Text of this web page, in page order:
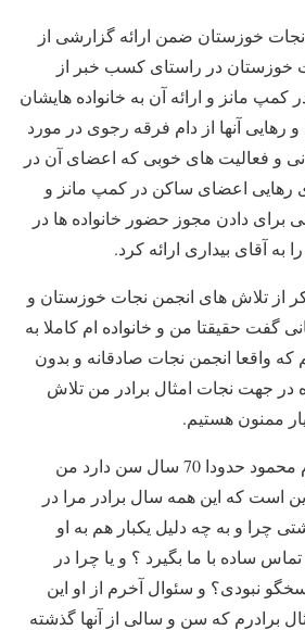
خوزستان ضمن ارائه گزارشی از
خوزستان در راستای کسب خبر از
مانز و ارائه آن به خانواده هایشان
رهایی آنها از دام فرقه رجوی در مورد
و فعالیت های خوبی که اعضای آن در
رهایی اعضای ساکن در کمپ مانز و
برای دادن مجوز حضور خانواده ها در
به آقای بیداری ارائه کرد.
از تلاش های انجمن نجات خوزستان و
گفت حقیقتا من و خانواده ام کاملا به
واقعا انجمن نجات صادقانه و بدون
جهت نجات امثال برادر من تلاش
ممنون هستیم.
وی ادامه داد الان برادرم محمود حدودا 70 سال سن دارد من
است که این همه سال برادر مرا در
چرا و به چه دلیل یکبار هم به او
ساده با ما بگیرد ؟ و یا چرا در
نبودی؟ و سئوال آخرم از او این
برادرم که سن و سالی از آنها گذشته